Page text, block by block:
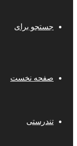
جستجو برای
صفحه نخست
تندرستی